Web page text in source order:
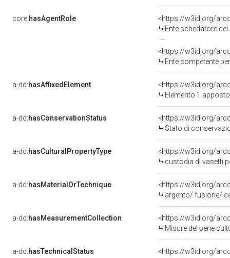
core:hasAgentRole
<https://w3id.org/
Ente schedatore del bene
<https://w3id.org/
Ente competente per
a-dd:hasAffixedElement
<https://w3id.org/
Elemento 1
a-dd:hasConservationStatus
<https://w3id.org/
Stato di
a-dd:hasCulturalPropertyType
<https://w3id.org/
custodia di vasetti
a-dd:hasMaterialOrTechnique
<https://w3id.org/
argento/ fusione/
a-dd:hasMeasurementCollection
<https://w3id.org/
Misure del bene
a-dd:hasTechnicalStatus
<https://w3id.org/